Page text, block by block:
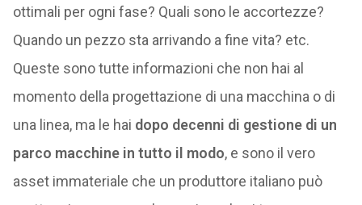
ottimali per ogni fase? Quali sono le accortezze?
Quando un pezzo sta arrivando a fine vita? etc.
Queste sono tutte informazioni che non hai al
momento della progettazione di una macchina o di
una linea, ma le hai dopo decenni di gestione di un
parco macchine in tutto il modo, e sono il vero
asset immateriale che un produttore italiano può